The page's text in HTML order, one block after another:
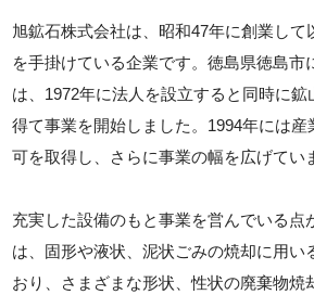
旭鉱石株式会社は、昭和47年に創業して
を手掛けている企業です。徳島県徳島市
は、1972年に法人を設立すると同時に鉱
得て事業を開始しました。1994年には
可を取得し、さらに事業の幅を広げてい
充実した設備のもと事業を営んでいる点
は、固形や液状、泥状ごみの焼却に用い
おり、さまざまな形状、性状の廃棄物焼